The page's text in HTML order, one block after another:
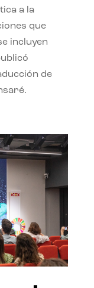
a la
que
incluyen
de